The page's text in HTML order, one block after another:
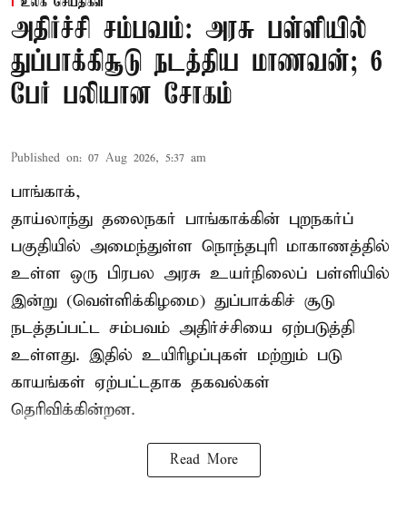
அதிர்ச்சி சம்பவம்: அரசு பள்ளியில்
துப்பாக்கிசூடு நடத்திய மாணவன்; 6
பேர் பலியான சோகம்
Published on: 07 Aug 2026, 5:37 am
பாங்காக்,
தாய்லாந்து தலைநகர் பாங்காக்கின் புறநகர்ப்
பகுதியில் அமைந்துள்ள நொந்தபுரி மாகாணத்தில்
உள்ள ஒரு பிரபல அரசு உயர்நிலைப் பள்ளியில்
இன்று (வெள்ளிக்கிழமை) துப்பாக்கிச் சூடு
நடத்தப்பட்ட சம்பவம் அதிர்ச்சியை ஏற்படுத்தி
உள்ளது. இதில் உயிரிழப்புகள் மற்றும் படு
காயங்கள் ஏற்பட்டதாக தகவல்கள்
தெரிவிக்கின்றன.
Read More